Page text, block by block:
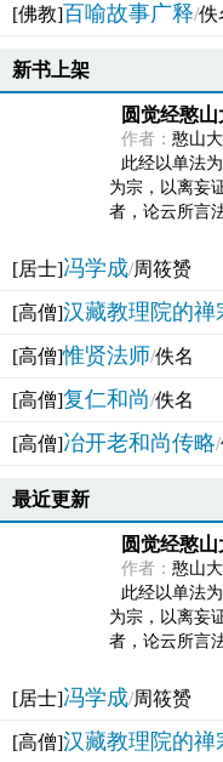
[佛教]百喻故事广释/佚
新书上架
圆觉经憨
作者： 憨山
此经以单法
为宗，以离妄
者，论云所言
[居士]冯学成/周筱赟
[高僧]汉藏教理院的禅
[高僧]惟贤法师/佚名
[高僧]复仁和尚/佚名
[高僧]冶开老和尚传略/
最近更新
圆觉经憨
作者： 憨山
此经以单法
为宗，以离妄
者，论云所言
[居士]冯学成/周筱赟
[高僧]汉藏教理院的禅